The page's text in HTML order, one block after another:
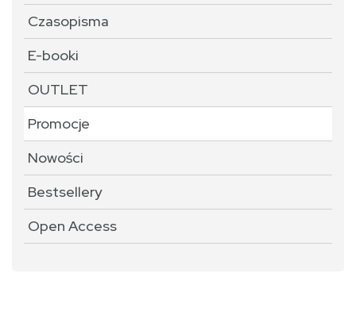
Czasopisma
E-booki
OUTLET
Promocje
Nowości
Bestsellery
Open Access